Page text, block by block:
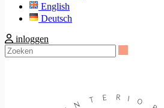
English
Deutsch
inloggen